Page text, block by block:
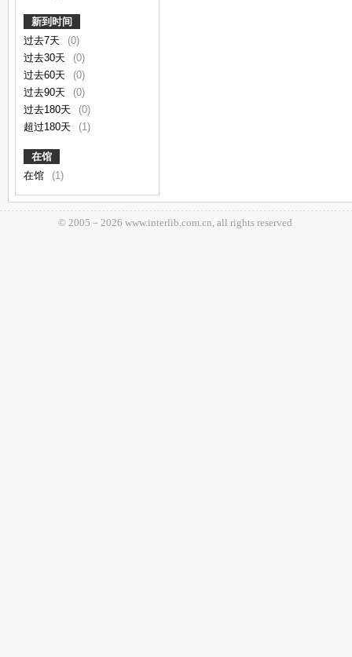
新到时间
过去7天
(0)
过去30天
(0)
过去60天
(0)
过去90天
(0)
过去180天
(0)
超过180天
(1)
在馆
在馆
(1)
© 2005－ 2026 www.interlib.com.cn, all rights reserved